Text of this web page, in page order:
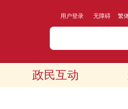
用户登录 无障碍 繁
政民互动